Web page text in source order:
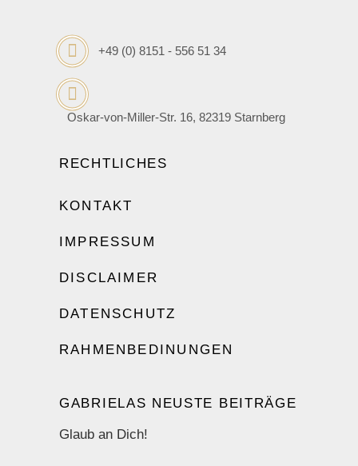
+49 (0) 8151 - 556 51 34
Oskar-von-Miller-Str. 16, 82319 Starnberg
RECHTLICHES
KONTAKT
IMPRESSUM
DISCLAIMER
DATENSCHUTZ
RAHMENBEDINUNGEN
GABRIELAS NEUSTE BEITRÄGE
Glaub an Dich!